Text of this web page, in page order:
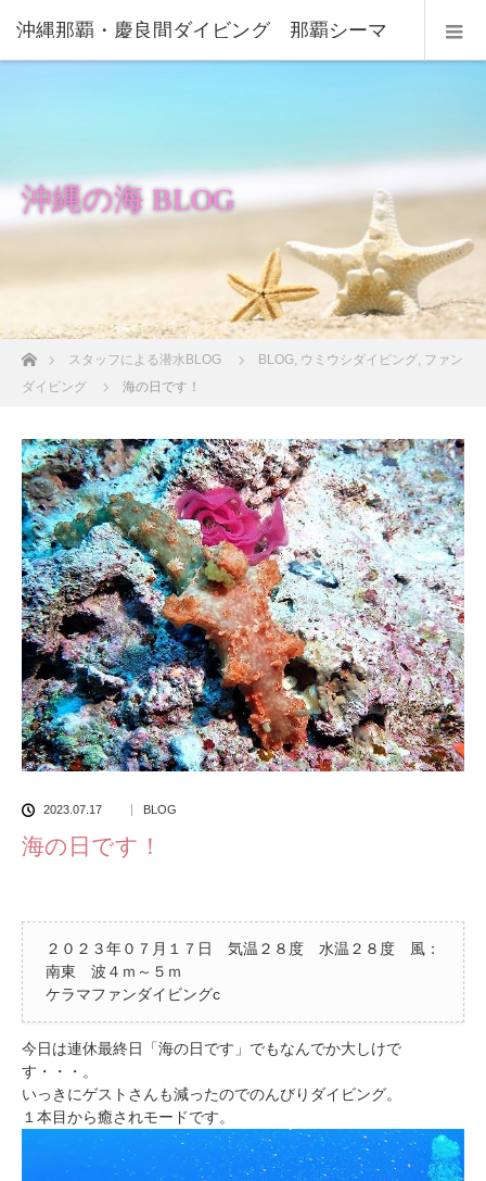
沖縄那覇・慶良間ダイビング 那覇シーマ
沖縄の海 BLOG
ホームスタッフによる潜水BLOG BLOG, ウミウシダイビング, ファン
ダイビング
海の日です！
2023.07.17 BLOG
海の日です！
２０２３年０７月１７日 気温２８度 水温２８度 風：
南東 波４ｍ～５ｍ
ケラマファンダイビングc
今日は連休最終日「海の日です」でもなんでか大しけで
す・・・。
いっきにゲストさんも減ったのでのんびりダイビング。
１本目から癒されモードです。